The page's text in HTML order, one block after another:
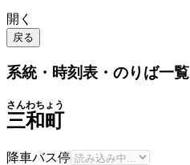
開く
戻る
系統・時刻表・のりば一覧
三和町
さんわちょう
降車バス停